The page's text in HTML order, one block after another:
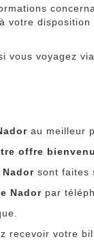
votre
vous voyagez via
au meilleur
offre
Nador sont faites
Nador par
recevoir votre